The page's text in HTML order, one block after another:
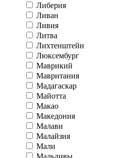
Либерия
Ливан
Ливия
Литва
Лихтенштейн
Люксембург
Маврикий
Мавритания
Мадагаскар
Майотта
Макао
Македония
Малави
Малайзия
Мали
Мальдивы